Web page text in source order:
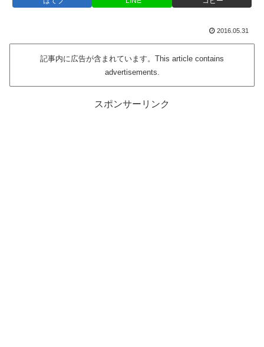
2016.05.31
記事内に広告が含まれています。This article contains
advertisements.
スポンサーリンク